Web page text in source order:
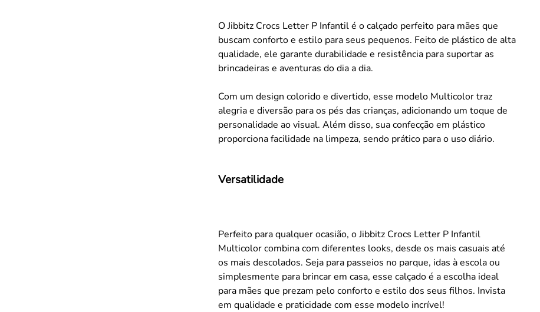
O Jibbitz Crocs Letter P Infantil é o calçado perfeito para mães que
buscam conforto e estilo para seus pequenos. Feito de plástico de alta
qualidade, ele garante durabilidade e resistência para suportar as
brincadeiras e aventuras do dia a dia.
Com um design colorido e divertido, esse modelo Multicolor traz
alegria e diversão para os pés das crianças, adicionando um toque de
personalidade ao visual. Além disso, sua confecção em plástico
proporciona facilidade na limpeza, sendo prático para o uso diário.
Versatilidade
Perfeito para qualquer ocasião, o Jibbitz Crocs Letter P Infantil
Multicolor combina com diferentes looks, desde os mais casuais até
os mais descolados. Seja para passeios no parque, idas à escola ou
simplesmente para brincar em casa, esse calçado é a escolha ideal
para mães que prezam pelo conforto e estilo dos seus filhos. Invista
em qualidade e praticidade com esse modelo incrível!